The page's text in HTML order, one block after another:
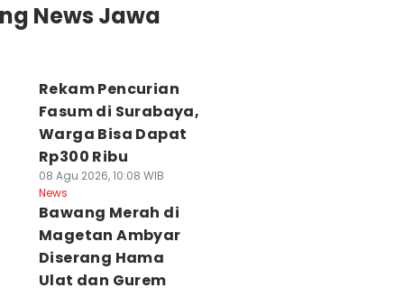
News Jawa
Rekam Pencurian
Fasum di Surabaya,
Warga Bisa Dapat
Rp300 Ribu
08 Agu 2026, 10:08 WIB
News
Bawang Merah di
Magetan Ambyar
Diserang Hama
Ulat dan Gurem